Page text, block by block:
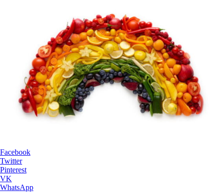
Facebook
Twitter
Pinterest
VK
WhatsApp